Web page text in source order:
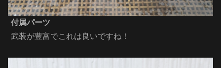
付属パーツ
武装が豊富でこれは良いですね！